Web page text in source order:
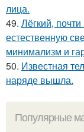
лица.
49. Лёгкий,
естественную
минимализм и
50. Известная
наряде вышла.
Популярные